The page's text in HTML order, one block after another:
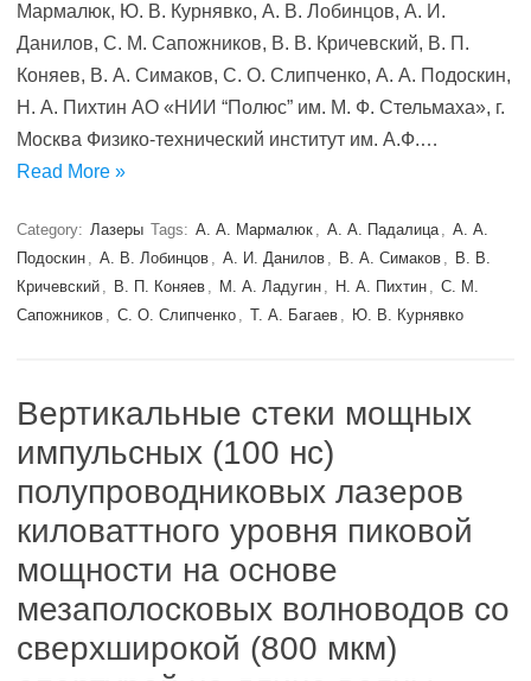
Мармалюк, Ю. В. Курнявко, А. В. Лобинцов, А. И.
Данилов, С. М. Сапожников, В. В. Кричевский, В. П.
Коняев, В. А. Симаков, С. О. Слипченко, А. А. Подоскин,
Н. А. Пихтин АО «НИИ “Полюс” им. М. Ф. Стельмаха», г.
Москва Физико-технический институт им. А.Ф.…
Read More »
Category: Лазеры Tags: А. А. Мармалюк , А. А. Падалица , А. А.
Подоскин , А. В. Лобинцов , А. И. Данилов , В. А. Симаков , В. В.
Кричевский , В. П. Коняев , М. А. Ладугин , Н. А. Пихтин , С. М.
Сапожников , С. О. Слипченко , Т. А. Багаев , Ю. В. Курнявко
Вертикальные стеки мощных
импульсных (100 нc)
полупроводниковых лазеров
киловаттного уровня пиковой
мощности на основе
мезаполосковых волноводов со
сверхширокой (800 мкм)